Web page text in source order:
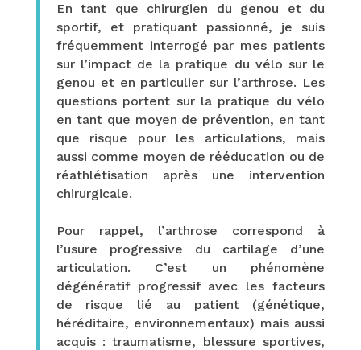
En tant que chirurgien du genou et du
sportif, et pratiquant passionné, je suis
fréquemment interrogé par mes patients
sur l’impact de la pratique du vélo sur le
genou et en particulier sur l’arthrose. Les
questions portent sur la pratique du vélo
en tant que moyen de prévention, en tant
que risque pour les articulations, mais
aussi comme moyen de rééducation ou de
réathlétisation après une intervention
chirurgicale.
Pour rappel, l’arthrose correspond à
l’usure progressive du cartilage d’une
articulation. C’est un phénomène
dégénératif progressif avec les facteurs
de risque lié au patient (génétique,
héréditaire, environnementaux) mais aussi
acquis : traumatisme, blessure sportives,